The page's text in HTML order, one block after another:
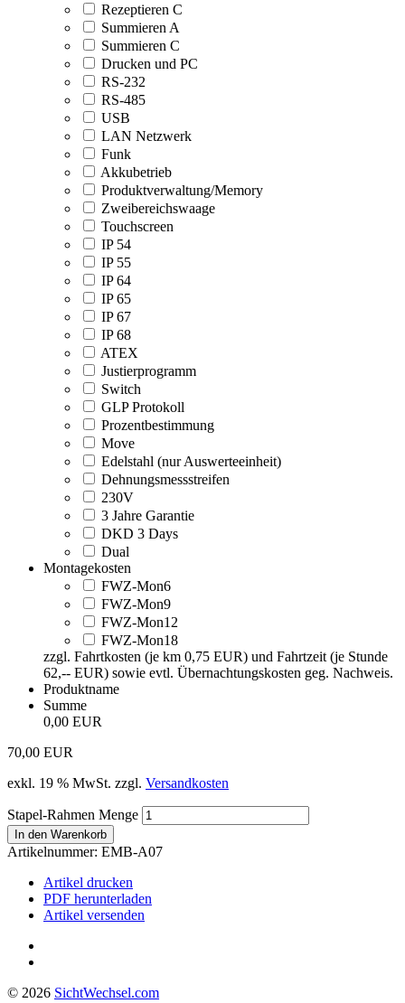
Rezeptieren C
Summieren A
Summieren C
Drucken und PC
RS-232
RS-485
USB
LAN Netzwerk
Funk
Akkubetrieb
Produktverwaltung/Memory
Zweibereichswaage
Touchscreen
IP 54
IP 55
IP 64
IP 65
IP 67
IP 68
ATEX
Justierprogramm
Switch
GLP Protokoll
Prozentbestimmung
Move
Edelstahl (nur Auswerteeinheit)
Dehnungsmessstreifen
230V
3 Jahre Garantie
DKD 3 Days
Dual
Montagekosten
FWZ-Mon6
FWZ-Mon9
FWZ-Mon12
FWZ-Mon18
zzgl. Fahrtkosten (je km 0,75 EUR) und Fahrtzeit (je Stunde
62,-- EUR) sowie evtl. Übernachtungskosten geg. Nachweis.
Produktname
Summe
0,00 EUR
70,00 EUR
exkl. 19 % MwSt. zzgl. Versandkosten
Stapel-Rahmen Menge
In den Warenkorb
Artikelnummer: EMB-A07
Artikel drucken
PDF herunterladen
Artikel versenden
© 2026 SichtWechsel.com